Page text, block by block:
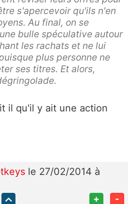
s'apercevoir qu'ils n'en
Au final, on se
bulle spéculative autour
les rachats et ne lui
plus personne ne
ses titres. Et alors,
il qu'il y ait une action
le 27/02/2014 à
+ -